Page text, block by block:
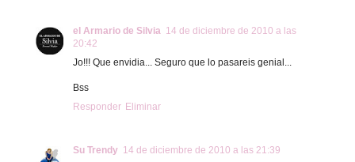
el Armario de Silvia 14 de diciembre de 2010 a las
20:42
Jo!!! Que envidia... Seguro que lo pasareis genial...
Bss
Responder Eliminar
Su Trendy 14 de diciembre de 2010 a las 21:39